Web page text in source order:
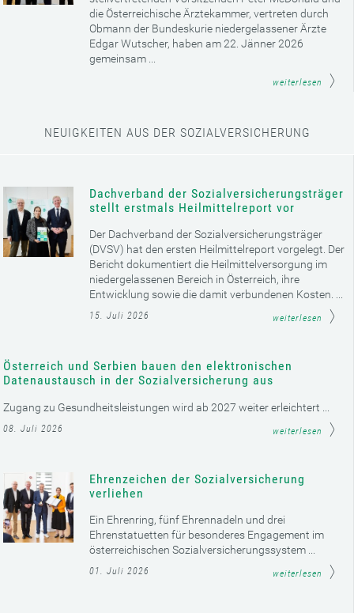
die Österreichische Ärztekammer, vertreten durch
Obmann der Bundeskurie niedergelassener Ärzte
Edgar Wutscher, haben am 22. Jänner 2026
gemeinsam ...
weiterlesen
NEUIGKEITEN AUS DER SOZIALVERSICHERUNG
Dachverband der Sozialversicherungsträger
stellt erstmals Heilmittelreport vor
Der Dachverband der Sozialversicherungsträger
(DVSV) hat den ersten Heilmittelreport vorgelegt. Der
Bericht dokumentiert die Heilmittelversorgung im
niedergelassenen Bereich in Österreich, ihre
Entwicklung sowie die damit verbundenen Kosten. ...
15. Juli 2026 weiterlesen
Österreich und Serbien bauen den elektronischen
Datenaustausch in der Sozialversicherung aus
Zugang zu Gesundheitsleistungen wird ab 2027 weiter erleichtert ...
08. Juli 2026 weiterlesen
Ehrenzeichen der Sozialversicherung
verliehen
Ein Ehrenring, fünf Ehrennadeln und drei
Ehrenstatuetten für besonderes Engagement im
österreichischen Sozialversicherungssystem ...
01. Juli 2026 weiterlesen